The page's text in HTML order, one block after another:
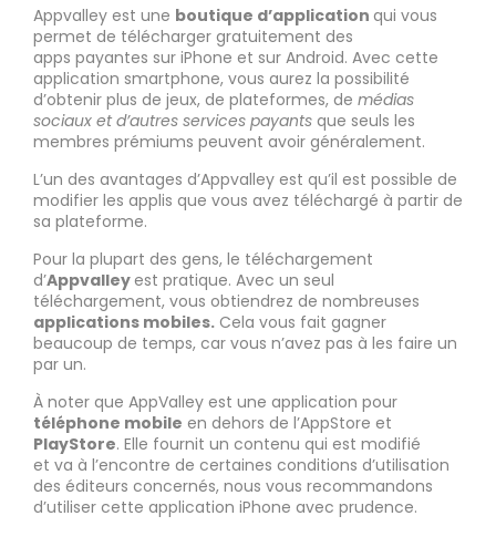
Appvalley est une boutique d’application qui vous
permet de télécharger gratuitement des
apps payantes sur iPhone et sur Android. Avec cette
application smartphone, vous aurez la possibilité
d’obtenir plus de jeux, de plateformes, de médias
sociaux et d’autres services payants que seuls les
membres prémiums peuvent avoir généralement.
L’un des avantages d’Appvalley est qu’il est possible de
modifier les applis que vous avez téléchargé à partir de
sa plateforme.
Pour la plupart des gens, le téléchargement
d’Appvalley est pratique. Avec un seul
téléchargement, vous obtiendrez de nombreuses
applications mobiles. Cela vous fait gagner
beaucoup de temps, car vous n’avez pas à les faire un
par un.
À noter que AppValley est une application pour
téléphone mobile en dehors de l’AppStore et
PlayStore. Elle fournit un contenu qui est modifié
et va à l’encontre de certaines conditions d’utilisation
des éditeurs concernés, nous vous recommandons
d’utiliser cette application iPhone avec prudence.